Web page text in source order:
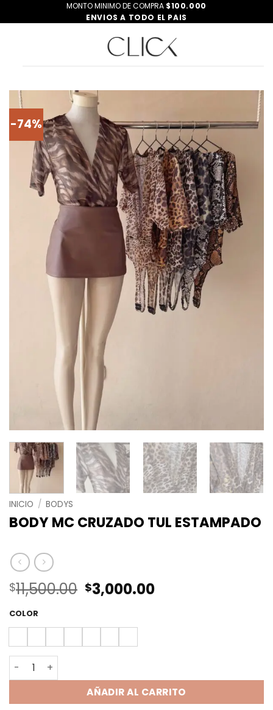
al
MONTO MINIMO DE COMPRA $100.000
ENVIOS A TODO EL PAIS
-74%
INICIO / BODYS
BODY MC CRUZADO TUL ESTAMPADO
$11,500.00 El
precio
era:
$11,500.00.
$3,000.00El
COLOR
BODY MC CRUZADO TUL ESTAMPADO cantidad
AÑADIR AL CARRITO